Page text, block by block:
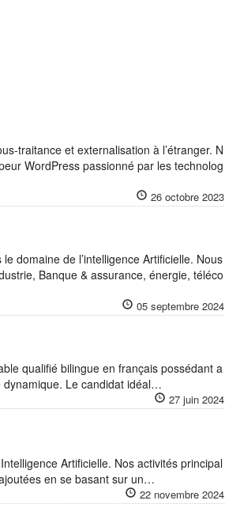
traitance et externalisation à l’étranger. N
WordPress passionné par les technolog
26 octobre 2023
domaine de l’intelligence Artificielle. Nous
Banque & assurance, énergie, téléco
05 septembre 2024
qualifié bilingue en français possédant a
dynamique. Le candidat idéal…
27 juin 2024
Artificielle. Nos activités principal
en se basant sur un…
22 novembre 2024